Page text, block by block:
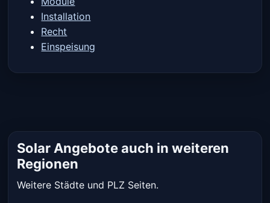
Installation
Recht
Einspeisung
Solar Angebote auch in weiteren
Regionen
Weitere Städte und PLZ Seiten.